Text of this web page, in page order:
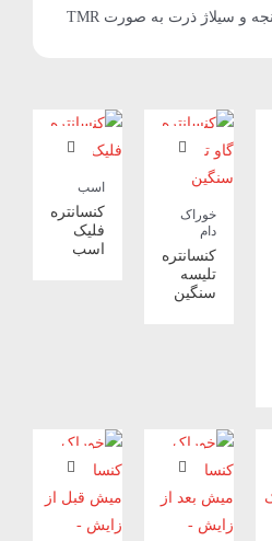
گرم علوفه متشکل از کاه، یونجه و سیلاژ ذرت به صورت TMR
خوراک
دام
کنسانتره
تلیسه
سنگین
اسب
کنسانتره
فلیک
اسب